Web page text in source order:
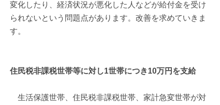
変化したり、経済状況が悪化した人などが給付金を受け
られないという問題点があります。改善を求めていきま
す。
住民税非課税世帯等に対し1世帯につき10万円を支給
生活保護世帯、住民税非課税世帯、家計急変世帯が対